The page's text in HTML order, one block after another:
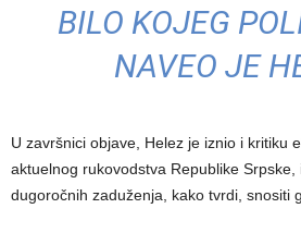
BILO KOJEG
NAVEO JE
U završnici objave, Helez je iznio i kritiku
aktuelnog rukovodstva Republike
dugoročnih zaduženja, kako tvrdi, snositi